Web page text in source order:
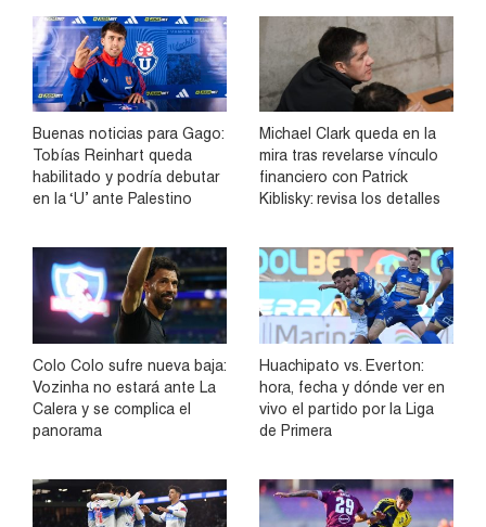
Buenas noticias para Gago:
Tobías Reinhart queda
habilitado y podría debutar
en la ‘U’ ante Palestino
Michael Clark queda en la
mira tras revelarse vínculo
financiero con Patrick
Kiblisky: revisa los detalles
Colo Colo sufre nueva baja:
Vozinha no estará ante La
Calera y se complica el
panorama
Huachipato vs. Everton:
hora, fecha y dónde ver en
vivo el partido por la Liga
de Primera